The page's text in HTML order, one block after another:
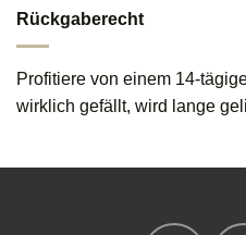
Rückgaberecht
Profitiere von einem 14-
wirklich gefällt, wird lange